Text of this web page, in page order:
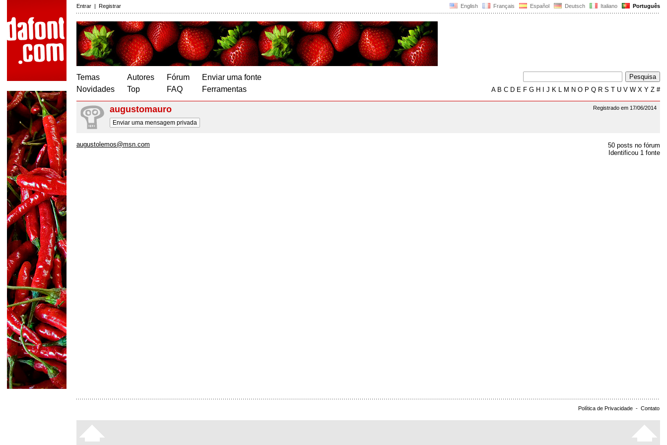
English Français Español Deutsch Italiano Português
Entrar | Registrar
Temas
Novidades
Autores
Top
Fórum
FAQ
Enviar uma fonte
Ferramentas
AB C D E F G H J K L M N O P Q R S T U V W X Y Z #
Registrado em 17/06/2014
augustomauro
Enviar uma mensagem privada
50 posts no fórum
Identificou 1 fonte
augustolemos@msn.com
Política de Privacidade - Contato